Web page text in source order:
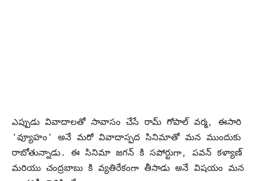
ఎప్పుడు వివాదాలతో సావాసం చేసే రామ్ గోపాల్ వర్మ, ఈసారి
‘వ్యూహం’ అనే మరో వివాదాస్పద సినిమాతో మన ముందుకు
రాబోతున్నాడు. ఈ సినిమా జగన్ కి సపోర్టుగా, పవన్ కళ్యాణ్
మరియు చంద్రబాబు కి వ్యతిరేకంగా తీసాడు అనే విషయం మన